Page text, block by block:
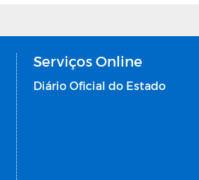
Serviços Online
Diário Oficial do Estado